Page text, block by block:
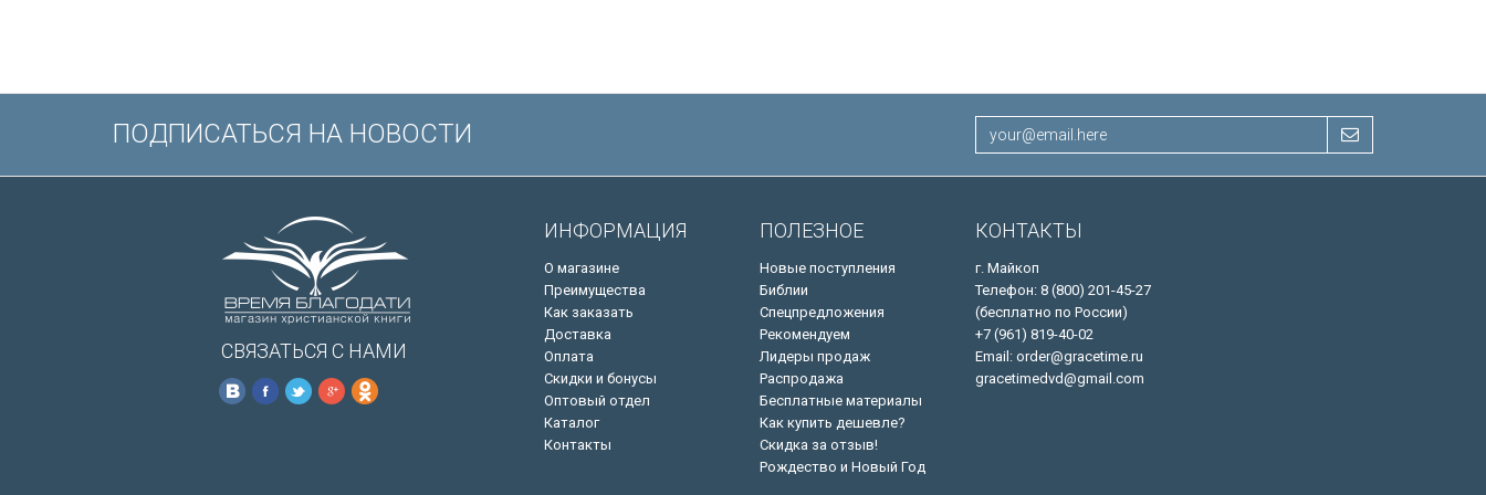
ПОДПИСАТЬСЯ НА НОВОСТИ
СВЯЗАТЬСЯ С НАМИ
ИНФОРМАЦИЯ
О магазине
Преимущества
Как заказать
Доставка
Оплата
Скидки и бонусы
Оптовый отдел
Каталог
Контакты
ПОЛЕЗНОЕ
Новые поступления
Библии
Спецпредложения
Рекомендуем
Лидеры продаж
Распродажа
Бесплатные материалы
Как купить дешевле?
Скидка за отзыв!
Рождество и Новый Год
КОНТАКТЫ
г. Майкоп
Телефон: 8 (800) 201-45-27
(бесплатно по России)
+7 (961) 819-40-02
Email: order@gracetime.ru
gracetimedvd@gmail.com